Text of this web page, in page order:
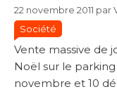
22 novembre 2011 par
Société
Vente massive de
Noël sur le
novembre et 10